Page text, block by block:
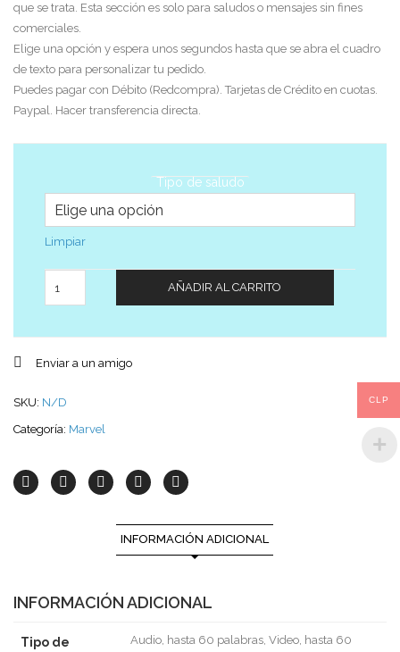
que se trata. Esta sección es solo para saludos o mensajes sin fines
comerciales.
Elige una opción y espera unos segundos hasta que se abra el cuadro
de texto para personalizar tu pedido.
Puedes pagar con Débito (Redcompra). Tarjetas de Crédito en cuotas.
Paypal. Hacer transferencia directa.
Tipo de saludo
Limpiar
AÑADIR AL CARRITO
Enviar a un amigo
SKU: N/D
Categoría: Marvel
INFORMACIÓN ADICIONAL
INFORMACIÓN ADICIONAL
Tipo de
Audio, hasta 60 palabras, Video, hasta 60
CLP